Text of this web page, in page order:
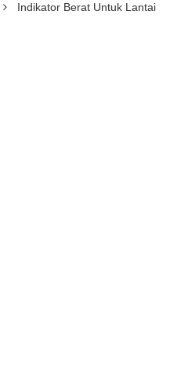
Indikator Berat Untuk Lantai